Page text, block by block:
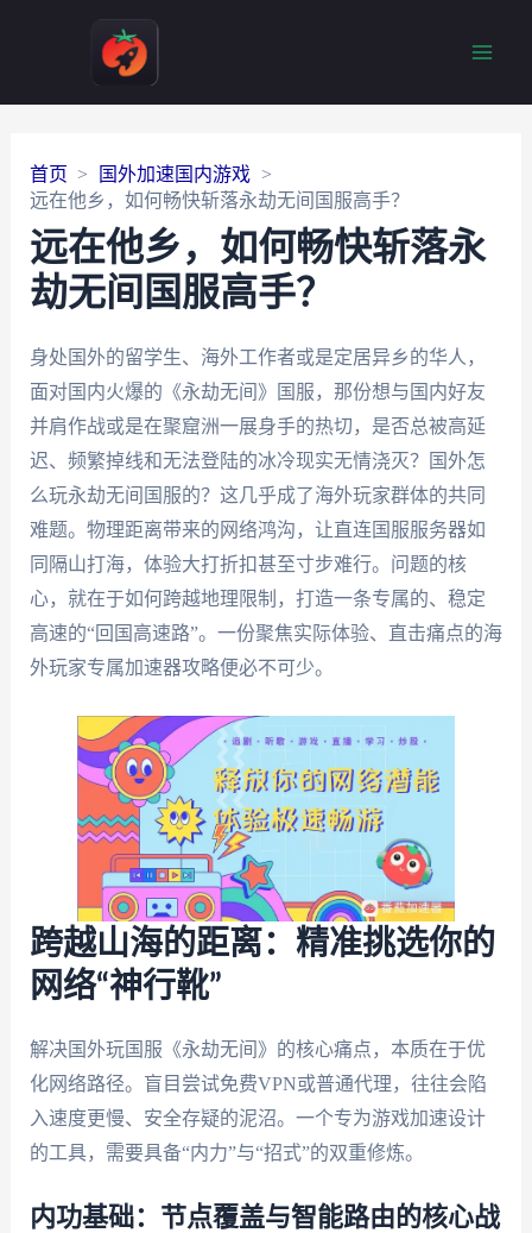
首页
国外加速国内游戏
远在他乡，如何畅快斩落永劫无间国服高手？
远在他乡，如何畅快斩落永
劫无间国服高手？
身处国外的留学生、海外工作者或是定居异乡的华人，
面对国内火爆的《永劫无间》国服，那份想与国内好友
并肩作战或是在聚窟洲一展身手的热切，是否总被高延
迟、频繁掉线和无法登陆的冰冷现实无情浇灭？国外怎
么玩永劫无间国服的？这几乎成了海外玩家群体的共同
难题。物理距离带来的网络鸿沟，让直连国服服务器如
同隔山打海，体验大打折扣甚至寸步难行。问题的核
心，就在于如何跨越地理限制，打造一条专属的、稳定
高速的“回国高速路”。一份聚焦实际体验、直击痛点的海
外玩家专属加速器攻略便必不可少。
跨越山海的距离：精准挑选你的
网络“神行靴”
解决国外玩国服《永劫无间》的核心痛点，本质在于优
化网络路径。盲目尝试免费VPN或普通代理，往往会陷
入速度更慢、安全存疑的泥沼。一个专为游戏加速设计
的工具，需要具备“内力”与“招式”的双重修炼。
内功基础：节点覆盖与智能路由的核心战